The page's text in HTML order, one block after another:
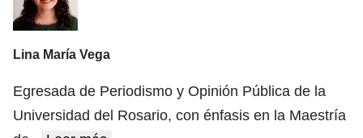
Lina María Vega
Egresada de Periodismo y Opinión Pública de la
Universidad del Rosario, con énfasis en la Maestría